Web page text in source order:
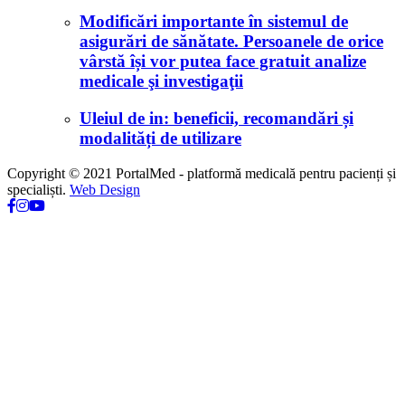
Modificări importante în sistemul de
asigurări de sănătate. Persoanele de orice
vârstă își vor putea face gratuit analize
medicale şi investigaţii
Uleiul de in: beneficii, recomandări și
modalități de utilizare
Copyright © 2021 PortalMed - platformă medicală pentru pacienți și
specialiști. Web Design